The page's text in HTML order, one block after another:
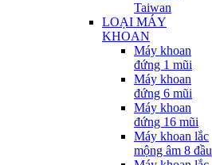
Taiwan
LOẠI MÁY
KHOAN
Máy khoan
đứng 1 mũi
Máy khoan
đứng 6 mũi
Máy khoan
đứng 16 mũi
Máy khoan lắc
mộng âm 8 đầu